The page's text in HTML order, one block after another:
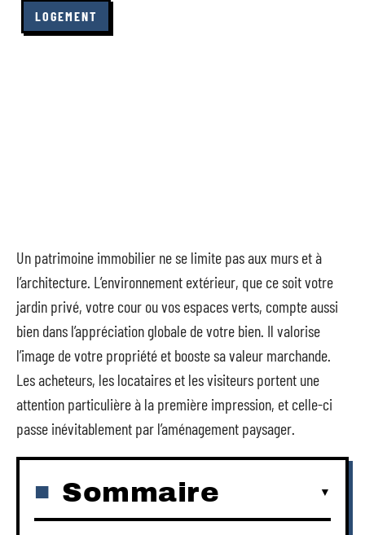
LOGEMENT
Un patrimoine immobilier ne se limite pas aux murs et à
l’architecture. L’environnement extérieur, que ce soit votre
jardin privé, votre cour ou vos espaces verts, compte aussi
bien dans l’appréciation globale de votre bien. Il valorise
l’image de votre propriété et booste sa valeur marchande.
Les acheteurs, les locataires et les visiteurs portent une
attention particulière à la première impression, et celle-ci
passe inévitablement par l’aménagement paysager.
Sommaire